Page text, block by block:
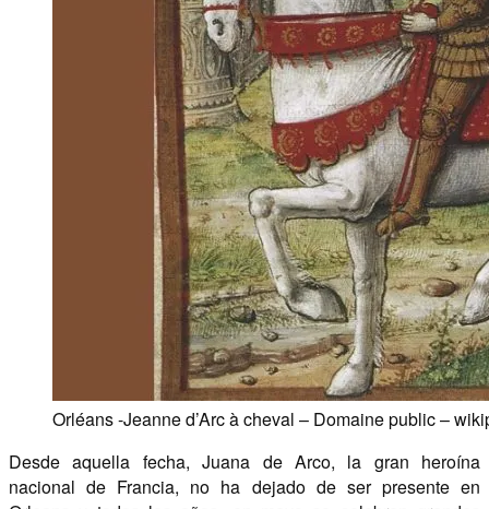
Orléans -Jeanne d’Arc à cheval – Domaine public –
Desde aquella fecha, Juana de Arco, la gran heroína
nacional de Francia, no ha dejado de ser presente en